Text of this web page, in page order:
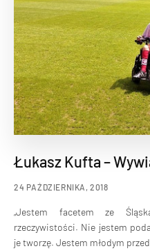
Łukasz Kufta –
24 PAŹDZIERNIKA, 2018
„Jestem facetem ze
rzeczywistości. Nie jestem
je tworzę. Jestem młodym